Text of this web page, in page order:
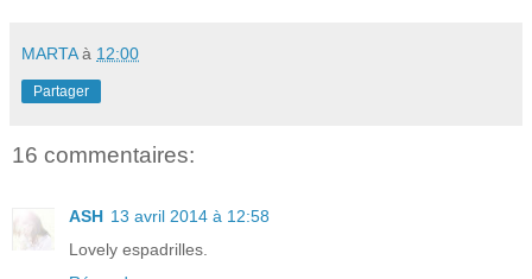
MARTA à 12:00
Partager
16 commentaires:
ASH 13 avril 2014 à 12:58
Lovely espadrilles.